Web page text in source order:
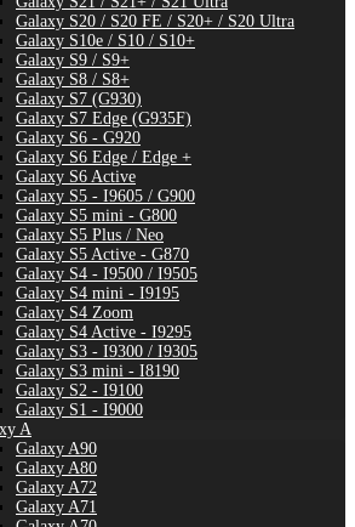
Galaxy S20 / S20 FE / S20+ / S20 Ultra
Galaxy S10e / S10 / S10+
Galaxy S9 / S9+
Galaxy S8 / S8+
Galaxy S7 (G930)
Galaxy S7 Edge (G935F)
Galaxy S6 - G920
Galaxy S6 Edge / Edge +
Galaxy S6 Active
Galaxy S5 - I9605 / G900
Galaxy S5 mini - G800
Galaxy S5 Plus / Neo
Galaxy S5 Active - G870
Galaxy S4 - I9500 / I9505
Galaxy S4 mini - I9195
Galaxy S4 Zoom
Galaxy S4 Active - I9295
Galaxy S3 - I9300 / I9305
Galaxy S3 mini - I8190
Galaxy S2 - I9100
Galaxy S1 - I9000
A
Galaxy A90
Galaxy A80
Galaxy A72
Galaxy A71